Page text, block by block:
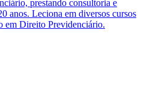
prestando consultoria e
anos. Leciona em diversos cursos
em Direito Previdenciário.